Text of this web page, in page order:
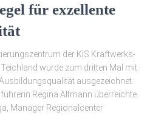
für exzellente
der KIS Kraftwerks-
wurde zum dritten Mal mit
ausgezeichnet.
Regina Altmann überreichte
Manager Regionalcenter